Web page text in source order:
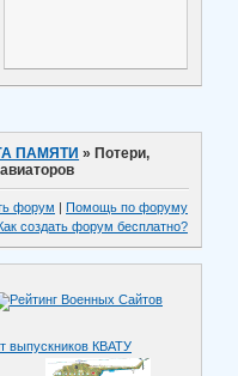
ПАМЯТИ »Потери,
форум Помощь по форуму